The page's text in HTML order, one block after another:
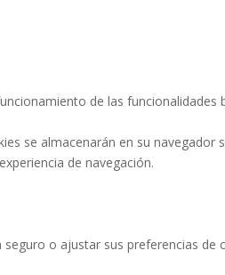
de las funcionalidades
se almacenarán en su
de navegación.
o ajustar sus preferencias